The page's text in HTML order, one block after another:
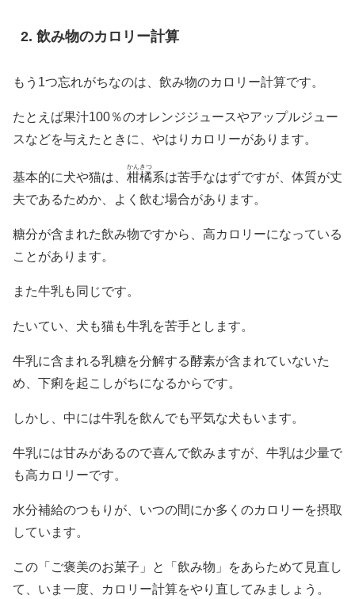
飲み物のカロリー計算
もう1つ忘れがちなのは、飲み物のカロリー計算です。
たとえば果汁100％のオレンジジュースやアップルジュー
スなどを与えたときに、やはりカロリーがあります。
基本的に犬や猫は、 柑橘
かんきつ
系は苦手なはずですが、体質が丈
夫であるためか、よく飲む場合があります。
糖分が含まれた飲み物ですから、高カロリーになっている
ことがあります。
また牛乳も同じです。
たいてい、犬も猫も牛乳を苦手とします。
牛乳に含まれる乳糖を分解する酵素が含まれていないた
め、下痢を起こしがちになるからです。
しかし、中には牛乳を飲んでも平気な犬もいます。
牛乳には甘みがあるので喜んで飲みますが、牛乳は少量で
も高カロリーです。
水分補給のつもりが、いつの間にか多くのカロリーを摂取
しています。
この「ご褒美のお菓子」と「飲み物」をあらためて見直し
て、いま一度、カロリー計算をやり直してみましょう。